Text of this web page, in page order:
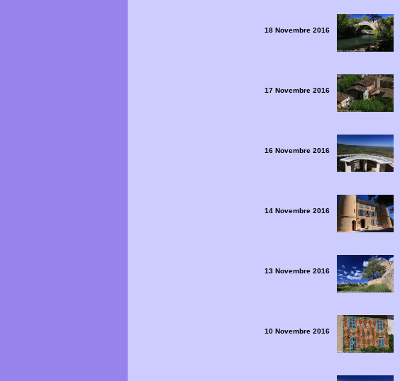
18 Novembre 2016
17 Novembre 2016
16 Novembre 2016
14 Novembre 2016
13 Novembre 2016
10 Novembre 2016